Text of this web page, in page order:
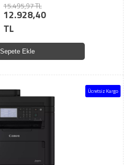
15.495,97 TL
12.928,40
TL
Sepete Ekle
Ücretsiz Kargo